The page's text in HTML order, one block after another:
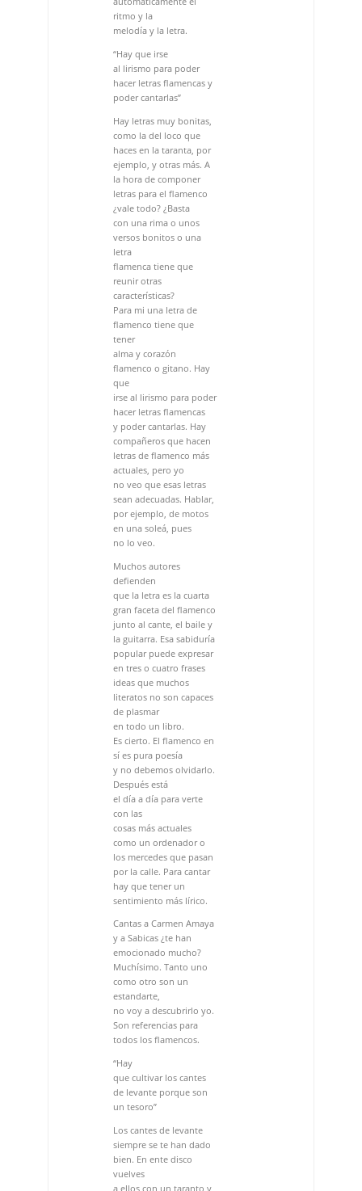
Hay letras muy bonitas,
como la del loco que
ejemplo, y otras más. A
la hora de componer
letras para el flamenco
¿vale todo? ¿Basta
con una rima o unos
versos bonitos o una
letra
flamenca tiene que
reunir otras
características?
Para mi una letra de
flamenco tiene que
alma y corazón
flamenco o gitano. Hay
irse al lirismo para poder
hacer letras flamencas
y poder cantarlas. Hay
compañeros que hacen
letras de flamenco más
actuales, pero yo
no veo que esas letras
sean adecuadas. Hablar,
por ejemplo, de motos
en una soleá, pues
no lo veo.
Muchos autores
defienden
que la letra es la cuarta
gran faceta del flamenco
junto al cante, el baile y
la guitarra. Esa sabiduría
popular puede expresar
en tres o cuatro frases
ideas que muchos
literatos no son capaces
de plasmar
en todo un libro.
Es cierto. El flamenco en
sí es pura poesía
y no debemos olvidarlo.
Después está
el día a día para verte
con las
cosas más actuales
como un ordenador o
los mercedes que pasan
por la calle. Para cantar
hay que tener un
sentimiento más lírico.
Cantas a Carmen Amaya
y a Sabicas ¿te han
emocionado mucho?
Muchísimo. Tanto uno
como otro son un
estandarte,
no voy a descubrirlo yo.
Son referencias para
todos los flamencos.
“Hay
que cultivar los cantes
de levante porque son
un tesoro”
Los cantes de levante
siempre se te han dado
vuelves
a ellos con un taranto y
una taranta.
A mí me gustan mucho.
Les encuentro mucha
hondura y ahí hay un
pozo de lamentos,
de sentimientos, de
pasión, de pena y de